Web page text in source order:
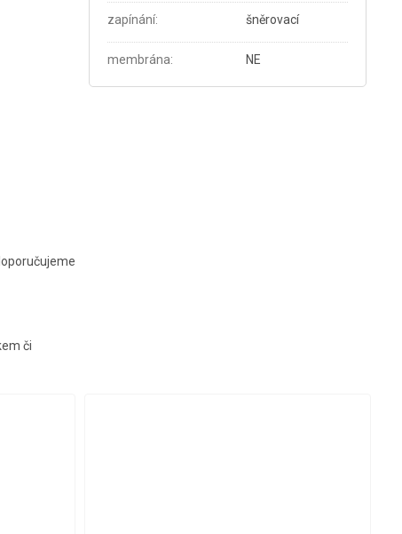
či
zapínání: šněrovací
membrána: NE